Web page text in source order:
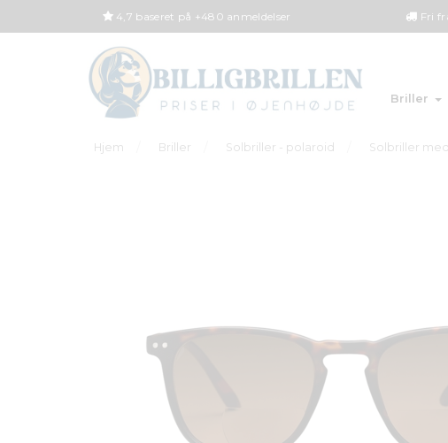
4,7 baseret på +480 anmeldelser Fri
Briller
Hjem Briller Solbriller - polaroid Solbriller